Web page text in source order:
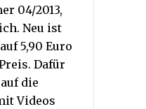
04/2013,
Neu ist
5,90 Euro
Dafür
die
Videos